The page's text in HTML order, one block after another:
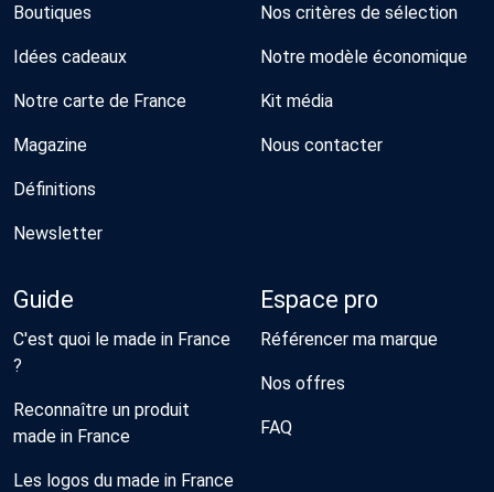
Boutiques
Idées cadeaux
Notre carte de France
Magazine
Définitions
Newsletter
Nos critères de sélection
Notre modèle économique
Kit média
Nous contacter
Guide
C'est quoi le made in France
?
Reconnaître un produit
made in France
Les logos du made in France
Espace pro
Référencer ma marque
Nos offres
FAQ